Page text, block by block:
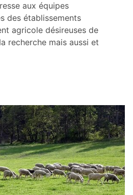
aux équipes
des établissements
agricole désireuses de
recherche mais aussi et